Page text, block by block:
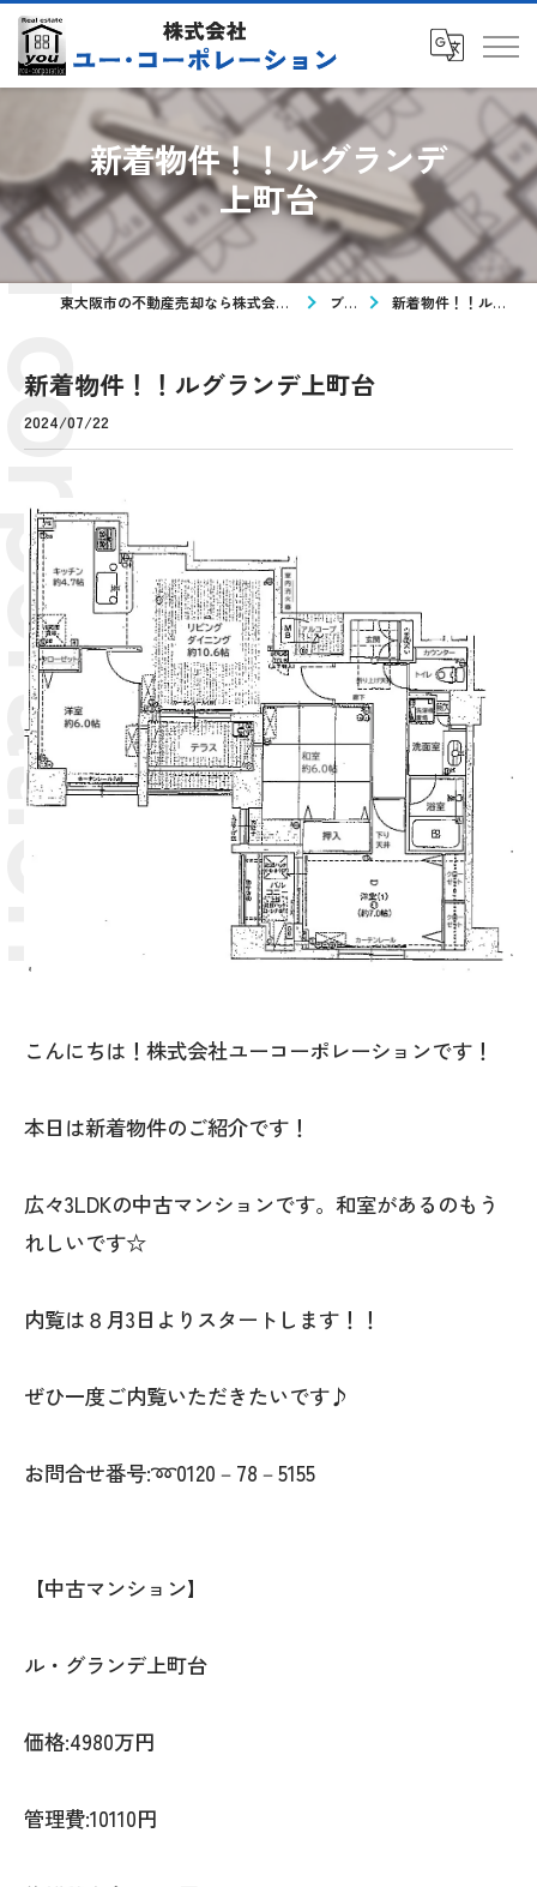
新着物件！！ルグランデ
上町台
東大阪市の不動産売却なら株式会社ユー・コーポレーション ブログ 新着物件！！ルグランデ上町台
新着物件！！ルグランデ上町台
2024/07/22
こんにちは！株式会社ユーコーポレーションです！
本日は新着物件のご紹介です！
広々3LDKの中古マンションです。和室があるのもう
れしいです☆
内覧は８月3日よりスタートします！！
ぜひ一度ご内覧いただきたいです♪
お問合せ番号:➿0120－78－5155
【中古マンション】
ル・グランデ上町台
価格:4980万円
管理費:10110円